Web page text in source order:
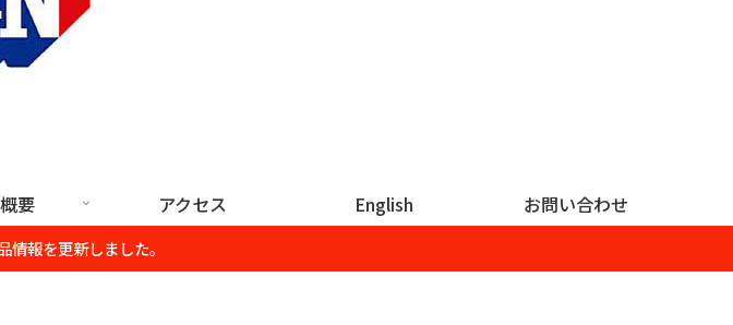
要 アクセス English お問い合わせ
報を更新しました。